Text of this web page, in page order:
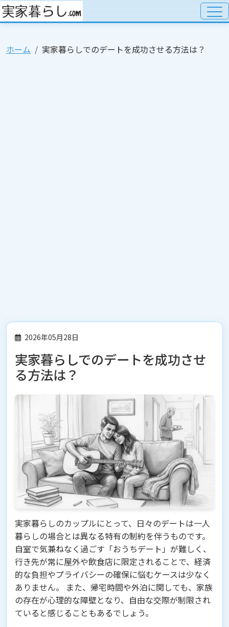
ホーム 実家暮らしでのデートを成功させる方法は？
2026年05月28日
実家暮らしでのデートを成功させ
る方法は？
実家暮らしのカップルにとって、日々のデートは一人
暮らしの場合とは異なる特有の制約を伴うものです。
自室で気兼ねなく過ごす「おうちデート」が難しく、
行き先が常に屋外や飲食店に限定されることで、経済
的な負担やプライバシーの確保に悩むケースは少なく
ありません。 また、帰宅時間や外泊に関しても、家族
の存在が心理的な障壁となり、自由な交際が制限され
ていると感じることもあるでしょう。